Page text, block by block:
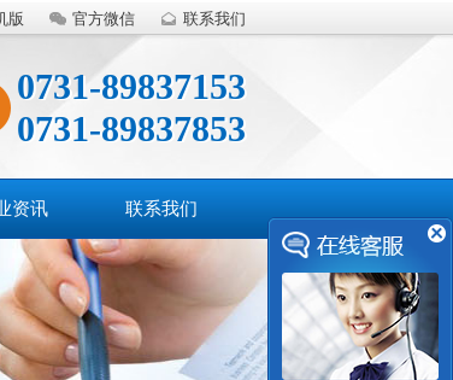
版 官方微信 联系我们
0731-89837153
0731-89837853
资讯 联系我们